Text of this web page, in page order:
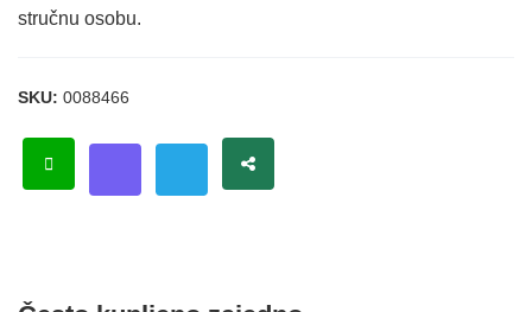
stručnu osobu.
SKU: 0088466